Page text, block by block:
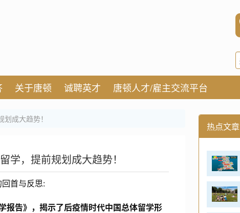
关于唐顿 诚聘英才 唐顿人才/雇主交流平台
成大趋势！
学，提前规划成大趋势！
首与反思:
报告》，揭示了后疫情时代中国总体留学形
热点文章